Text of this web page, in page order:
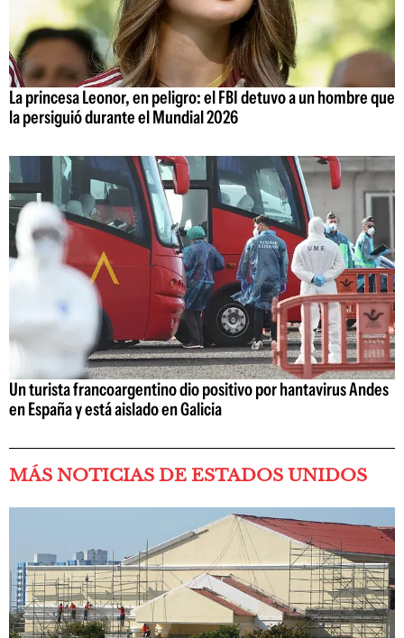
La princesa Leonor, en peligro: el FBI detuvo a un hombre que
la persiguió durante el Mundial 2026
Un turista francoargentino dio positivo por hantavirus Andes
en España y está aislado en Galicia
MÁS NOTICIAS DE ESTADOS UNIDOS